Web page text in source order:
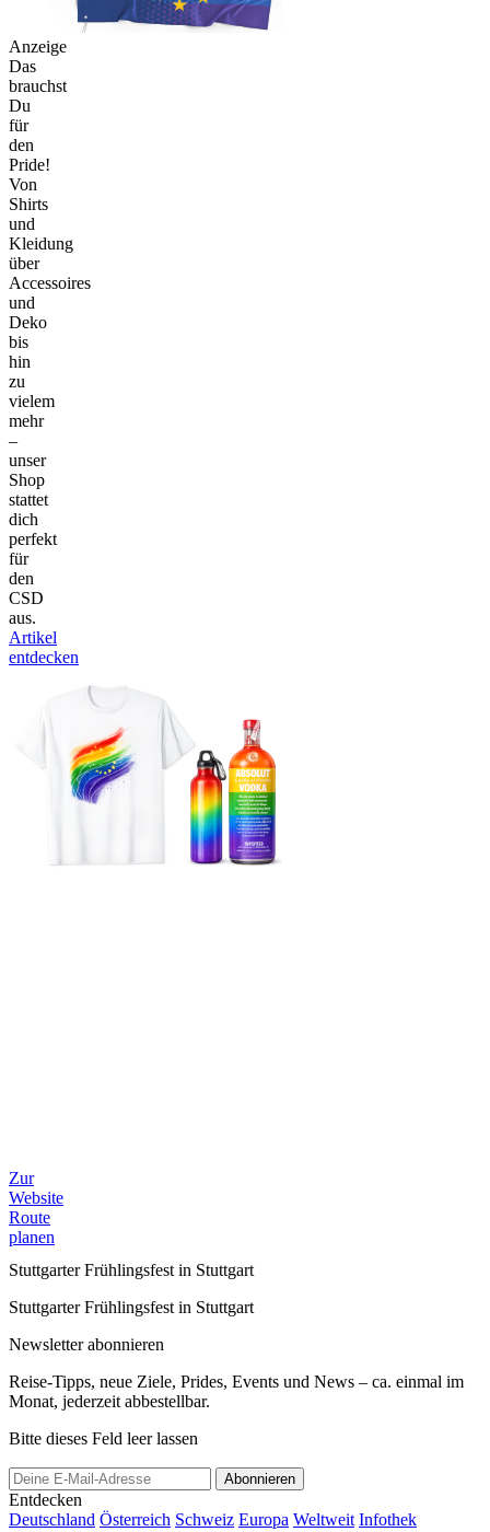
Anzeige
Das
brauchst
Du
für
den
Pride!
Von
Shirts
und
Kleidung
über
Accessoires
und
Deko
bis
hin
zu
vielem
mehr
–
unser
Shop
stattet
dich
perfekt
für
den
CSD
aus.
Artikel
entdecken
Zur
Website
Route
planen
Stuttgarter Frühlingsfest in Stuttgart
Stuttgarter Frühlingsfest in Stuttgart
Newsletter abonnieren
Reise-Tipps, neue Ziele, Prides, Events und News – ca. einmal im
Monat, jederzeit abbestellbar.
Bitte dieses Feld leer lassen
Abonnieren
Entdecken
Deutschland Österreich Schweiz Europa Weltweit Infothek